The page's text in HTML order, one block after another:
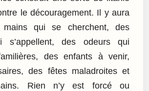
le découragement. Il y aura
mains qui se cherchent, des
s’appellent, des odeurs qui
des enfants à venir,
des fêtes maladroites et
Rien n’y est forcé ou